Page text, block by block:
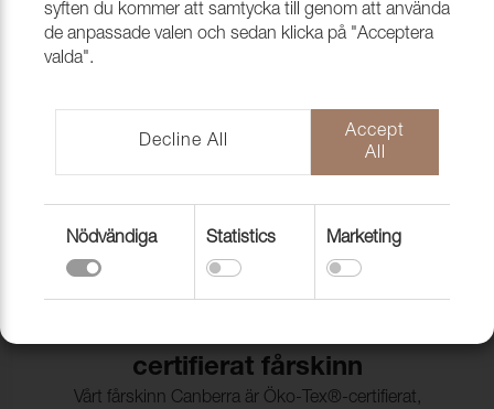
Fårskinn för professionell
På Nevotex hittar du flera typer av fårskinn och
fårskinnshudar, noggrant utvalda för att möta
möbelbranschens höga krav. En av våra mest
eftertraktade produkter är Canberra-fårskinnet. Det
är ett australiensiskt, kortklippt fårskinn med tät
struktur och lyxigt uttryck. Det passar perfekt som
sitt eleganta utseende med ullen som är 18-22 mm.
certifierat fårskinn
Vårt fårskinn Canberra är Öko-Tex®-certifierat,
syften du kommer att samtycka till genom att använda
de anpassade valen och sedan klicka på "Acceptera
valda".
Decline All
Accept
All
Nödvändiga Statistics Marketing